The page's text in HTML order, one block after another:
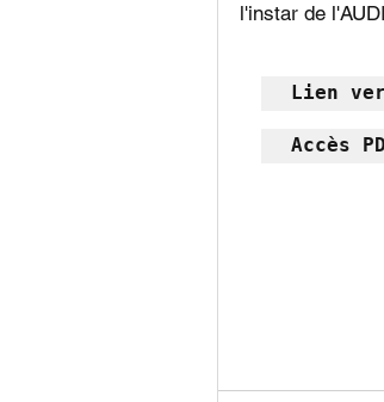
l'instar de
Lien
Accès